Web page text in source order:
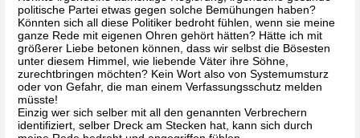
politische Partei etwas gegen solche Bemühungen haben?
Könnten sich all diese Politiker bedroht fühlen, wenn sie meine
ganze Rede mit eigenen Ohren gehört hätten? Hätte ich mit
größerer Liebe betonen können, dass wir selbst die Bösesten
unter diesem Himmel, wie liebende Väter ihre Söhne,
zurechtbringen möchten? Kein Wort also von Systemumsturz
oder von Gefahr, die man einem Verfassungsschutz melden
müsste!
Einzig wer sich selber mit all den genannten Verbrechern
identifiziert, selber Dreck am Stecken hat, kann sich durch